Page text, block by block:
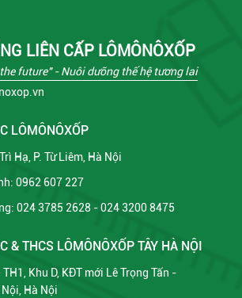
LIÊN CẤP LÔMÔNÔXỐP
future"- Nuôi dưỡng thế hệ tương lai
LÔMÔNÔXỐP
Hạ, P. Từ Liêm, Hà Nội
0962 607 227
024 3785 2628 - 024 3200 8475
& THCS LÔMÔNÔXỐP TÂY HÀ NỘI
Khu D, KĐT mới Lê Trọng Tấn -
Hà Nội